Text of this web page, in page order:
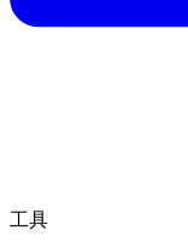
工具